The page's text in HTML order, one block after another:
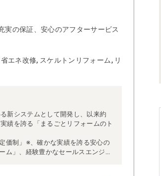
実の保証、安心のアフターサービス
エネ改修, スケルトンリフォーム, リ
新システムとして開発し、以来約
績を誇る「まるごとリフォームのト
価制」※、確かな実績を誇る安心の
ム」、経験豊かなセールスエンジニ